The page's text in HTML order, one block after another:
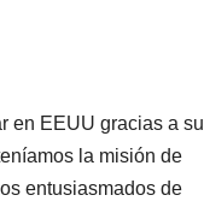
en EEUU gracias a su
la misión de
entusiasmados de